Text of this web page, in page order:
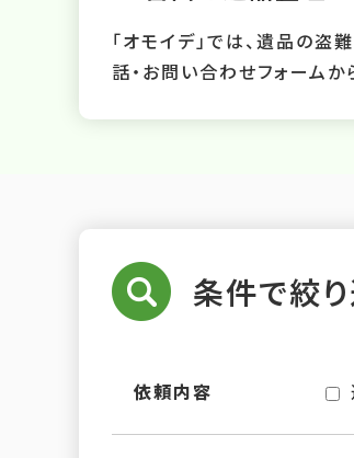
「オモイデ」では、遺品の
話・お問い合わせフォーム
条件で絞
依頼内容